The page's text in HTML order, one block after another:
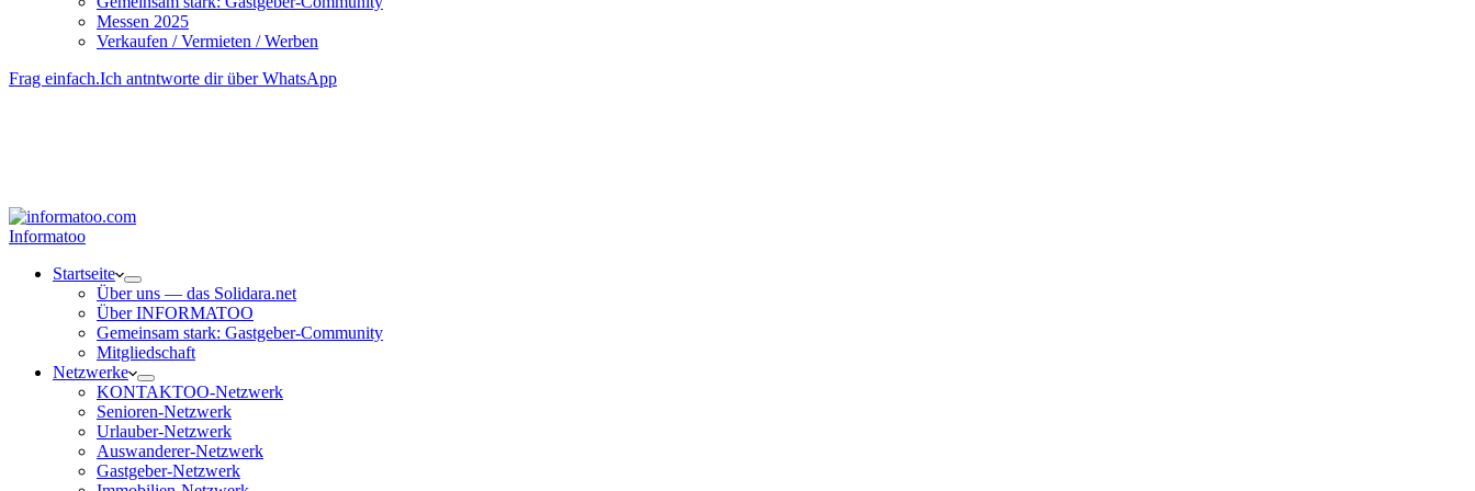
Messen 2025
Verkaufen / Vermieten / Werben
Frag einfach.Ich antntworte dir über WhatsApp
Informatoo
Start­seite
Über uns — das Solidara.net
Über INFORMATOO
Gemeinsam stark: Gastgeber-Community
Mitglied­schaft
Netzwerke
KONTAKTOO-Netzwerk
Senioren-Netzwerk
Urlauber-Netzwerk
Auswan­derer-Netzwerk
Gastgeber-Netzwerk